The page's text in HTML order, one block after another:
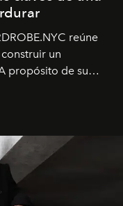
reúne
un
propósito de su
neoyorquina y
de la marca